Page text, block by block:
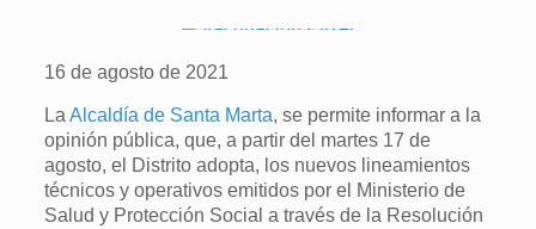
16 de agosto de 2021
LaAlcaldía de Santa Marta, se permite informar a la
opinión pública, que, a partir del martes 17 de
agosto, el Distrito adopta, los nuevos lineamientos
técnicos y operativos emitidos por el Ministerio de
Salud y Protección Social a través de la Resolución